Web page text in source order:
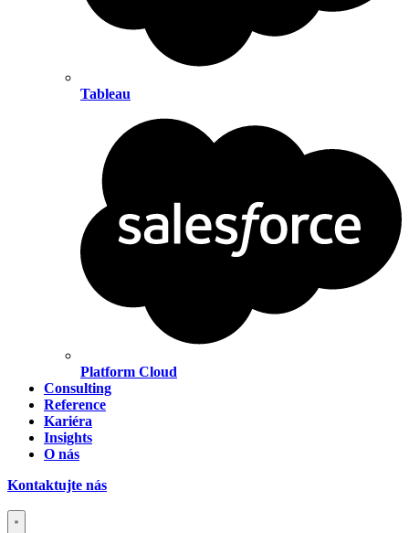
Tableau
Platform Cloud
Consulting
Reference
Kariéra
Insights
O nás
Kontaktujte nás